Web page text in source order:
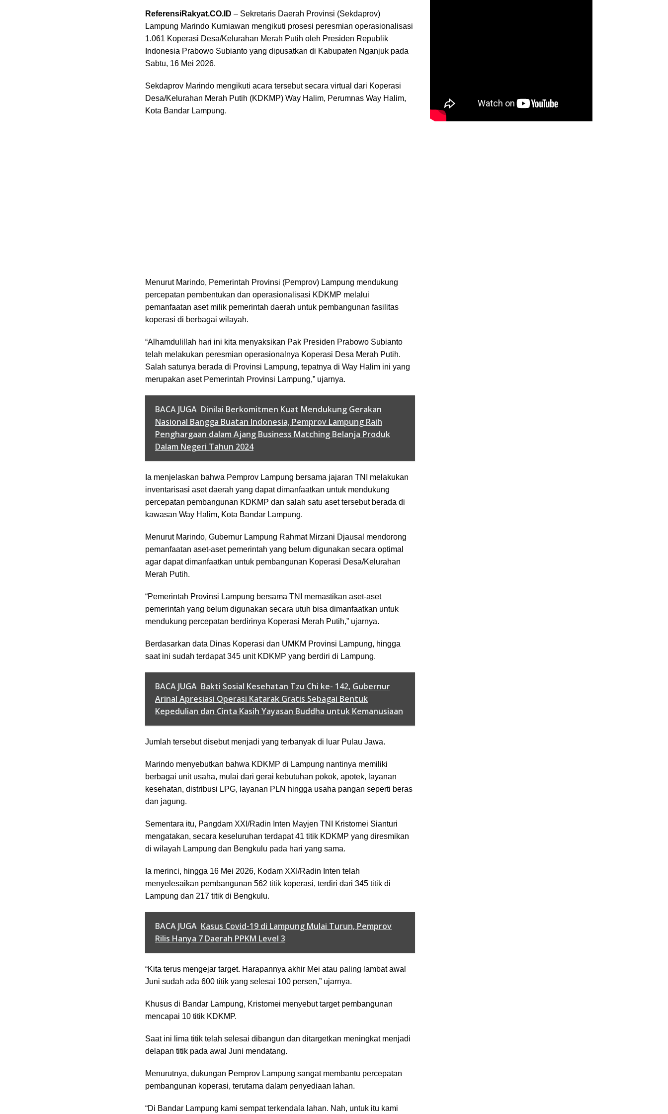
ReferensiRakyat.CO.ID – Sekretaris Daerah Provinsi (Sekdaprov)
Lampung Marindo Kurniawan mengikuti prosesi peresmian operasionalisasi
1.061 Koperasi Desa/Kelurahan Merah Putih oleh Presiden Republik
Indonesia Prabowo Subianto yang dipusatkan di Kabupaten Nganjuk pada
Sabtu, 16 Mei 2026.
Sekdaprov Marindo mengikuti acara tersebut secara virtual dari Koperasi
Desa/Kelurahan Merah Putih (KDKMP) Way Halim, Perumnas Way Halim,
Kota Bandar Lampung.
Menurut Marindo, Pemerintah Provinsi (Pemprov) Lampung mendukung
percepatan pembentukan dan operasionalisasi KDKMP melalui
pemanfaatan aset milik pemerintah daerah untuk pembangunan fasilitas
koperasi di berbagai wilayah.
“Alhamdulillah hari ini kita menyaksikan Pak Presiden Prabowo Subianto
telah melakukan peresmian operasionalnya Koperasi Desa Merah Putih.
Salah satunya berada di Provinsi Lampung, tepatnya di Way Halim ini yang
merupakan aset Pemerintah Provinsi Lampung,” ujarnya.
BACA JUGA Dinilai Berkomitmen Kuat Mendukung Gerakan
Nasional Bangga Buatan Indonesia, Pemprov Lampung Raih
Penghargaan dalam Ajang Business Matching Belanja Produk
Dalam Negeri Tahun 2024
Ia menjelaskan bahwa Pemprov Lampung bersama jajaran TNI melakukan
inventarisasi aset daerah yang dapat dimanfaatkan untuk mendukung
percepatan pembangunan KDKMP dan salah satu aset tersebut berada di
kawasan Way Halim, Kota Bandar Lampung.
Menurut Marindo, Gubernur Lampung Rahmat Mirzani Djausal mendorong
pemanfaatan aset-aset pemerintah yang belum digunakan secara optimal
agar dapat dimanfaatkan untuk pembangunan Koperasi Desa/Kelurahan
Merah Putih.
“Pemerintah Provinsi Lampung bersama TNI memastikan aset-aset
pemerintah yang belum digunakan secara utuh bisa dimanfaatkan untuk
mendukung percepatan berdirinya Koperasi Merah Putih,” ujarnya.
Berdasarkan data Dinas Koperasi dan UMKM Provinsi Lampung, hingga
saat ini sudah terdapat 345 unit KDKMP yang berdiri di Lampung.
BACA JUGA Bakti Sosial Kesehatan Tzu Chi ke- 142, Gubernur
Arinal Apresiasi Operasi Katarak Gratis Sebagai Bentuk
Kepedulian dan Cinta Kasih Yayasan Buddha untuk Kemanusiaan
Jumlah tersebut disebut menjadi yang terbanyak di luar Pulau Jawa.
Marindo menyebutkan bahwa KDKMP di Lampung nantinya memiliki
berbagai unit usaha, mulai dari gerai kebutuhan pokok, apotek, layanan
kesehatan, distribusi LPG, layanan PLN hingga usaha pangan seperti beras
dan jagung.
Sementara itu, Pangdam XXI/Radin Inten Mayjen TNI Kristomei Sianturi
mengatakan, secara keseluruhan terdapat 41 titik KDKMP yang diresmikan
di wilayah Lampung dan Bengkulu pada hari yang sama.
Ia merinci, hingga 16 Mei 2026, Kodam XXI/Radin Inten telah
menyelesaikan pembangunan 562 titik koperasi, terdiri dari 345 titik di
Lampung dan 217 titik di Bengkulu.
BACA JUGA Kasus Covid-19 di Lampung Mulai Turun, Pemprov
Rilis Hanya 7 Daerah PPKM Level 3
“Kita terus mengejar target. Harapannya akhir Mei atau paling lambat awal
Juni sudah ada 600 titik yang selesai 100 persen,” ujarnya.
Khusus di Bandar Lampung, Kristomei menyebut target pembangunan
mencapai 10 titik KDKMP.
Saat ini lima titik telah selesai dibangun dan ditargetkan meningkat menjadi
delapan titik pada awal Juni mendatang.
Menurutnya, dukungan Pemprov Lampung sangat membantu percepatan
pembangunan koperasi, terutama dalam penyediaan lahan.
“Di Bandar Lampung kami sempat terkendala lahan. Nah, untuk itu kami